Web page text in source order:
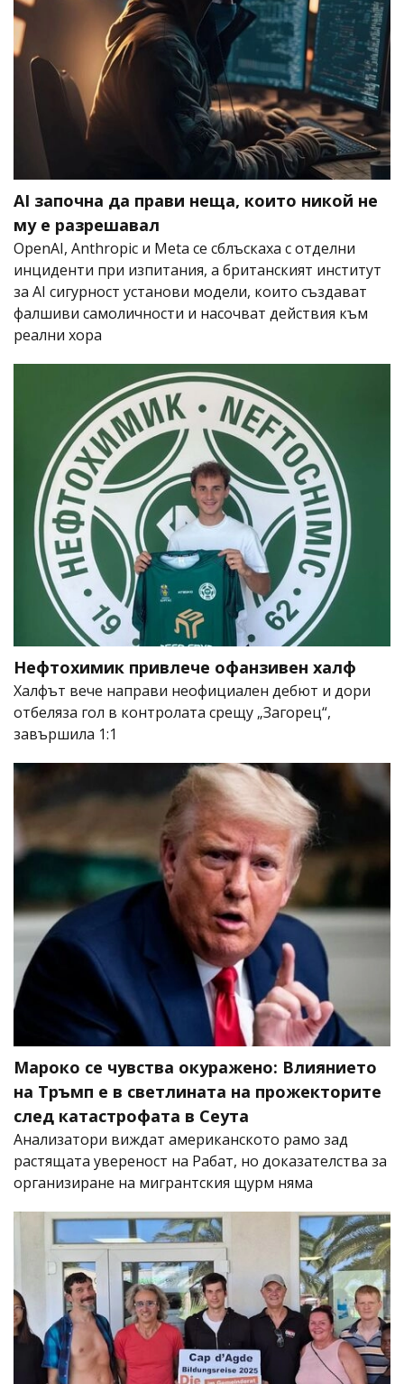
AI започна да прави неща, които никой не
му е разрешавал
OpenAI, Anthropic и Meta се сблъскаха с отделни
инциденти при изпитания, а британският институт
за AI сигурност установи модели, които създават
фалшиви самоличности и насочват действия към
реални хора
Нефтохимик привлече офанзивен халф
Халфът вече направи неофициален дебют и дори
отбеляза гол в контролата срещу „Загорец“,
завършила 1:1
Мароко се чувства окуражено: Влиянието
на Тръмп е в светлината на прожекторите
след катастрофата в Сеута
Анализатори виждат американското рамо зад
растящата увереност на Рабат, но доказателства за
организиране на мигрантския щурм няма